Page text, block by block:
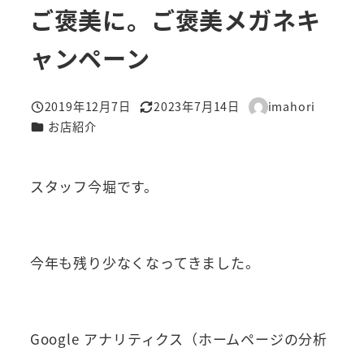
ご褒美に。ご褒美メガネキ
ャンペーン
投稿日
2019年12月7日
更新日
2023年7月14日
著
imahori
カテゴリー
お店紹介
スタッフ今堀です。
今年も残り少なくなってきました。
Google アナリティクス （ホームページの分析